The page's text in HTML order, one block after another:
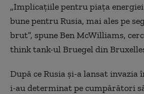
„Implicațiile pentru piața
bune pentru Rusia, mai ales pe
brut”, spune Ben McWilliams,
think tank-ul Bruegel din
După ce Rusia și-a lansat invazia
i-au determinat pe cumpărători